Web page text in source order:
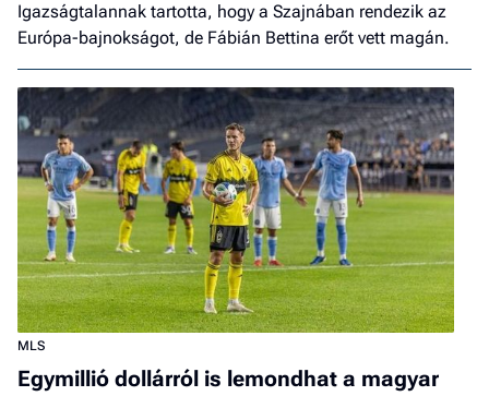
Igazságtalannak tartotta, hogy a Szajnában rendezik az
Európa-bajnokságot, de Fábián Bettina erőt vett magán.
MLS
Egymillió dollárról is lemondhat a magyar